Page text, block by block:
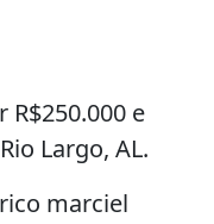
e
Largo, AL.
marciel